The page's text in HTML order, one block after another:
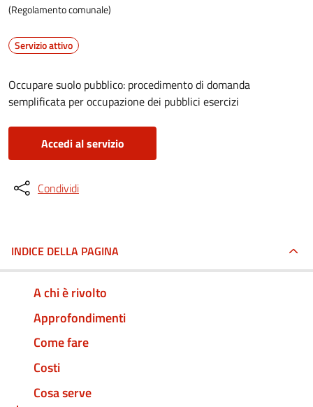
(Regolamento comunale)
Servizio attivo
Occupare suolo pubblico: procedimento di domanda
semplificata per occupazione dei pubblici esercizi
Accedi al servizio
Condividi
INDICE DELLA PAGINA
A chi è rivolto
Approfondimenti
Come fare
Costi
Cosa serve